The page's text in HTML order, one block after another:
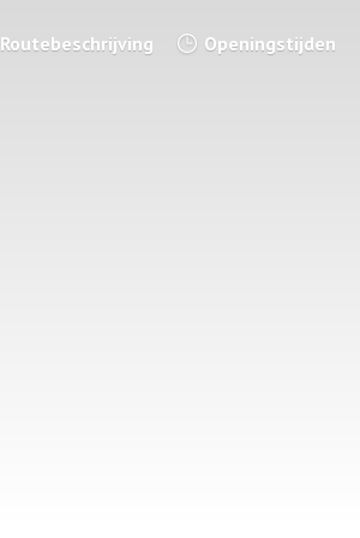
Routebeschrijving Openingstijden